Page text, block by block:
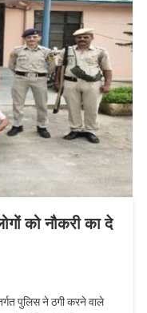
को नौकरी का दे
पुलिस ने ठगी करने वाले